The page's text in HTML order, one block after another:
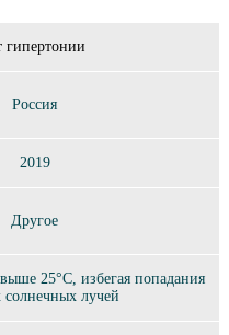
гипертонии
Россия
2019
Другое
25°C, избегая попадания
лучей